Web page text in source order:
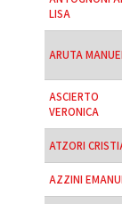
LISA
ARUTA
ASCIERTO
VERONICA
ATZORI
AZZINI